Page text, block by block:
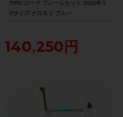
FIRO ロード フレームセット 2022年 5
0サイズ クロモリ ブルー
140,250円